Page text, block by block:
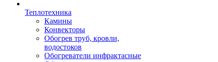
Теплотехника
Камины
Конвекторы
Обогрев труб, кровли,
водостоков
Обогреватели инфрактасные